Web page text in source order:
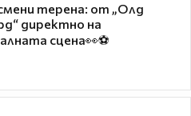
терена: от „Олд
директно на
сцена👀⚽